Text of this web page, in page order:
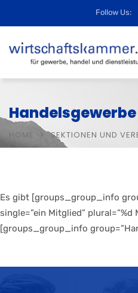
Follow Us:
Handelsgewerbe
HOME SEKTIONEN UND
Es gibt [groups_group_info
single=”ein Mitglied”
[groups_group_info